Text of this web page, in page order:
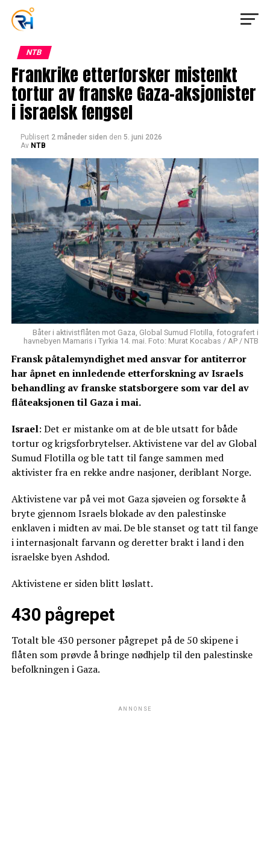
NTB
Frankrike etterforsker mistenkt
tortur av franske Gaza-aksjonister
i israelsk fengsel
Publisert 2 måneder siden den 5. juni 2026
Av NTB
Båter i aktivistflåten mot Gaza, Global Sumud Flotilla, fotografert i
havnebyen Mamaris i Tyrkia 14. mai. Foto: Murat Kocabas / AP / NTB
Fransk påtalemyndighet med ansvar for antiterror
har åpnet en innledende etterforskning av Israels
behandling av franske statsborgere som var del av
flåteaksjonen til Gaza i mai.
Israel: Det er mistanke om at de ble utsatt for både
tortur og krigsforbrytelser. Aktivistene var del av Global
Sumud Flotilla og ble tatt til fange sammen med
aktivister fra en rekke andre nasjoner, deriblant Norge.
Aktivistene var på vei mot Gaza sjøveien og forsøkte å
bryte gjennom Israels blokade av den palestinske
enklaven i midten av mai. De ble stanset og tatt til fange
i internasjonalt farvann og deretter brakt i land i den
israelske byen Ashdod.
Aktivistene er siden blitt løslatt.
430 pågrepet
Totalt ble 430 personer pågrepet på de 50 skipene i
flåten som prøvde å bringe nødhjelp til den palestinske
befolkningen i Gaza.
ANNONSE